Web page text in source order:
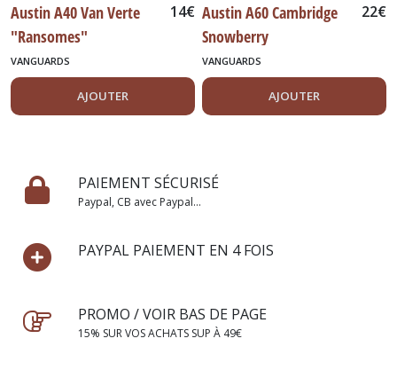
Austin A40 Van Verte
"Ransomes"
14€
VANGUARDS
AJOUTER
Austin A60 Cambridge
Snowberry
White/Maroon
22€
VANGUARDS
AJOUTER
PAIEMENT SÉCURISÉ
Paypal, CB avec Paypal...
PAYPAL PAIEMENT EN 4 FOIS
PROMO / VOIR BAS DE PAGE
15% SUR VOS ACHATS SUP À 49€